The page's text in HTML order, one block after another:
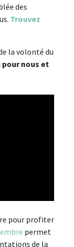
des
Trouvez
la volonté du
pour nous et
pour profiter
permet
de la